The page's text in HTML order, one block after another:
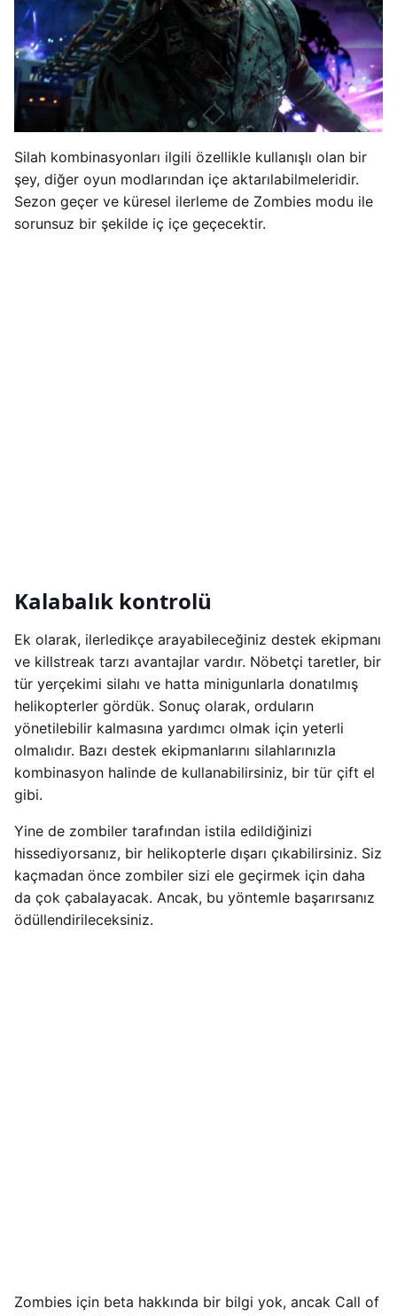
Silah kombinasyonları ilgili özellikle kullanışlı olan bir
şey, diğer oyun modlarından içe aktarılabilmeleridir.
Sezon geçer ve küresel ilerleme de Zombies modu ile
sorunsuz bir şekilde iç içe geçecektir.
Kalabalık kontrolü
Ek olarak, ilerledikçe arayabileceğiniz destek ekipmanı
ve killstreak tarzı avantajlar vardır. Nöbetçi taretler, bir
tür yerçekimi silahı ve hatta minigunlarla donatılmış
helikopterler gördük. Sonuç olarak, orduların
yönetilebilir kalmasına yardımcı olmak için yeterli
olmalıdır. Bazı destek ekipmanlarını silahlarınızla
kombinasyon halinde de kullanabilirsiniz, bir tür çift el
gibi.
Yine de zombiler tarafından istila edildiğinizi
hissediyorsanız, bir helikopterle dışarı çıkabilirsiniz. Siz
kaçmadan önce zombiler sizi ele geçirmek için daha
da çok çabalayacak. Ancak, bu yöntemle başarırsanız
ödüllendirileceksiniz.
Zombies için beta hakkında bir bilgi yok, ancak Call of